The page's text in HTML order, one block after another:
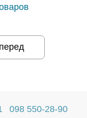
098 550-28-90